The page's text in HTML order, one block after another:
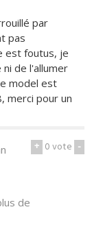
par
pas
est foutus, je
de l'allumer
model est
merci pour un
+ 0vote -
de